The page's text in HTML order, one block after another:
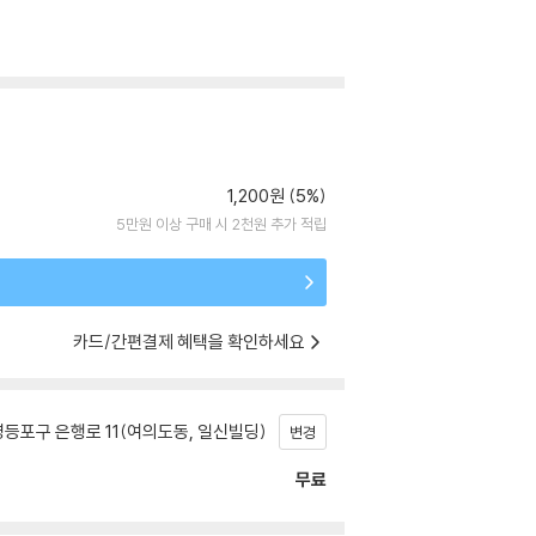
1,200원 (5%)
5만원 이상 구매 시 2천원 추가 적립
카드/간편결제 혜택을 확인하세요
포구 은행로 11(여의도동, 일신빌딩) 변경
무료